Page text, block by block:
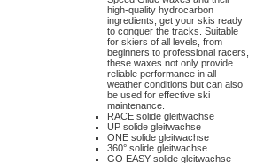
high-quality hydrocarbon
ingredients, get your skis ready
to conquer the tracks. Suitable
for skiers of all levels, from
beginners to professional racers,
these waxes not only provide
reliable performance in all
weather conditions but can also
be used for effective ski
maintenance.
RACE solide gleitwachse
UP solide gleitwachse
ONE solide gleitwachse
360° solide gleitwachse
GO EASY solide gleitwachse